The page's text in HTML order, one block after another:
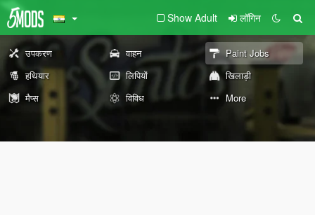
Show Adult लॉगिन
उपकरण वाहन
Paint Jobs
हथियार
लिपियों
खिलाड़ी
मैप्स
विविध More